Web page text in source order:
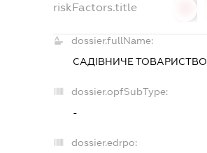
riskFactors.title
dossier.fullName:
САДІВНИЧЕ ТОВАРИСТВО
dossier.opfSubType:
-
dossier.edrpo: